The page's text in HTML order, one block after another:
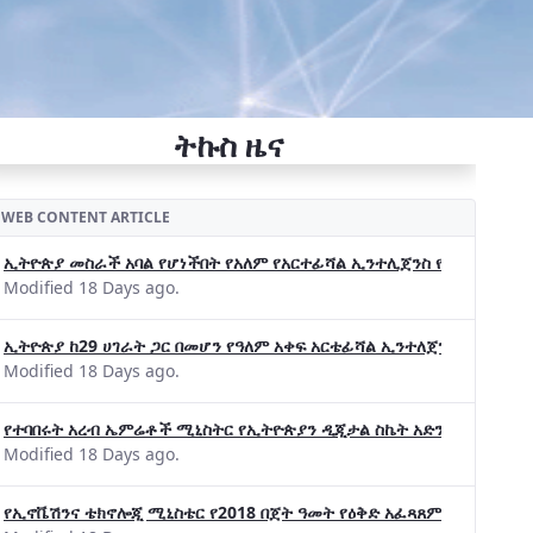
ትኩስ ዜና
WEB CONTENT ARTICLE
ኢትዮጵያ መስራች አባል የሆነችበት የአለም የአርተፊሻል ኢንተሊጀንስ የትብብር
Modified 18 Days ago.
ኢትዮጵያ ከ29 ሀገራት ጋር በመሆን የዓለም አቀፍ አርቴፊሻል ኢንተለጀንስ ትብብር
Modified 18 Days ago.
የተባበሩት አረብ ኤምሬቶች ሚኒስትር የኢትዮጵያን ዲጂታል ስኬት አድንቀዋል
Modified 18 Days ago.
የኢኖቬሽንና ቴክኖሎጂ ሚኒስቴር የ2018 በጀት ዓመት የዕቅድ አፈጻጸምና የቀጣይ